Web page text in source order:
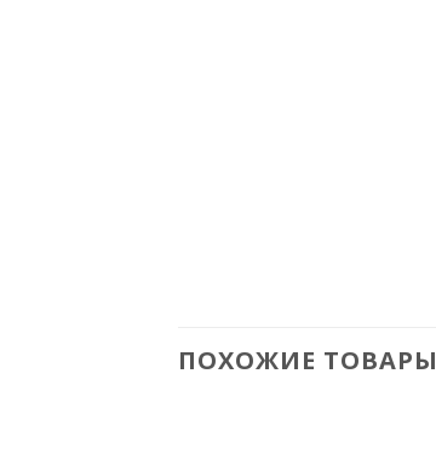
ПОХОЖИЕ ТОВАРЫ